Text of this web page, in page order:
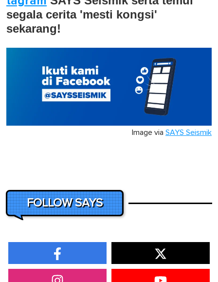
segala cerita 'mesti kongsi'
sekarang!
Image via SAYS Seismik
FOLLOW SAYS